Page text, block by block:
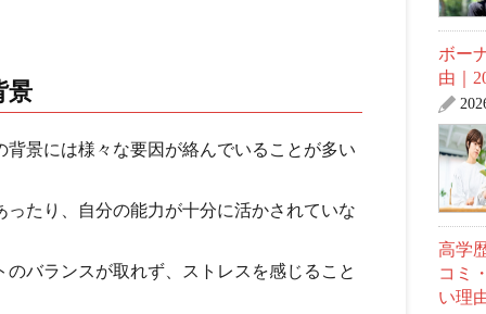
景
景には様々な要因が絡んでいることが多い
たり、自分の能力が十分に活かされていな
バランスが取れず、ストレスを感じること
ボー
由｜
高学
コミ
い理